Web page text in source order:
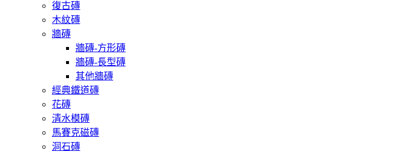
復古磚
木紋磚
牆磚
牆磚-方形磚
牆磚-長型磚
其他牆磚
經典鐵道磚
花磚
清水模磚
馬賽克磁磚
洞石磚